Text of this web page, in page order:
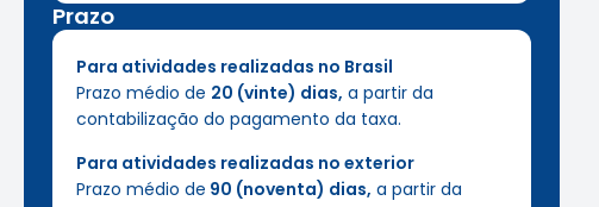
Prazo
Para atividades realizadas no Brasil
Prazo médio de 20 (vinte) dias, a partir da
contabilização do pagamento da taxa.
Para atividades realizadas no exterior
Prazo médio de 90 (noventa) dias, a partir da